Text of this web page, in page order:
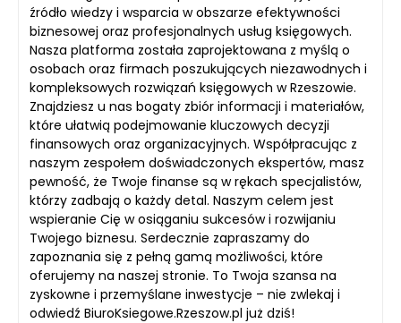
źródło wiedzy i wsparcia w obszarze efektywności
biznesowej oraz profesjonalnych usług księgowych.
Nasza platforma została zaprojektowana z myślą o
osobach oraz firmach poszukujących niezawodnych i
kompleksowych rozwiązań księgowych w Rzeszowie.
Znajdziesz u nas bogaty zbiór informacji i materiałów,
które ułatwią podejmowanie kluczowych decyzji
finansowych oraz organizacyjnych. Współpracując z
naszym zespołem doświadczonych ekspertów, masz
pewność, że Twoje finanse są w rękach specjalistów,
którzy zadbają o każdy detal. Naszym celem jest
wspieranie Cię w osiąganiu sukcesów i rozwijaniu
Twojego biznesu. Serdecznie zapraszamy do
zapoznania się z pełną gamą możliwości, które
oferujemy na naszej stronie. To Twoja szansa na
zyskowne i przemyślane inwestycje – nie zwlekaj i
odwiedź BiuroKsiegowe.Rzeszow.pl już dziś!